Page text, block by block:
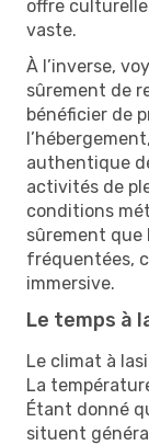
offre
vaste.
À l’inverse,
sûrement de
bénéficier de
authentique
activités de
conditions
sûrement que
fréquentées,
immersive.
Le temps à
Le climat à
La
Étant donné
situent